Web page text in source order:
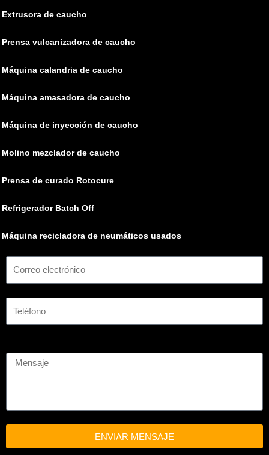
Extrusora de caucho
Prensa vulcanizadora de caucho
Máquina calandria de caucho
Máquina amasadora de caucho
Máquina de inyección de caucho
Molino mezclador de caucho
Prensa de curado Rotocure
Refrigerador Batch Off
Máquina recicladora de neumáticos usados
ENVIAR MENSAJE